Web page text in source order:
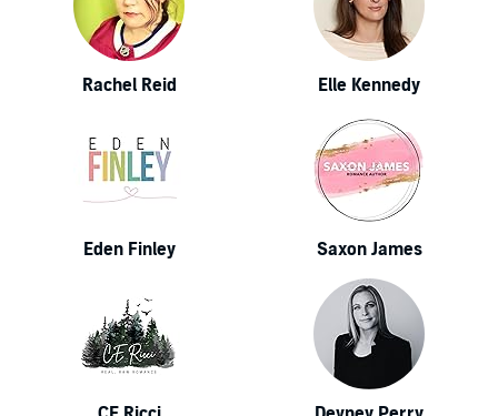
Rachel Reid Elle Kennedy
Eden Finley Saxon James